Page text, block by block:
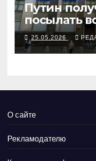
Путин
посылать
отбивание
судов
25.05.2026
О сайте
Рекламодателю